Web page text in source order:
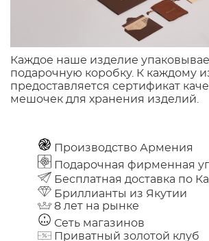
Каждое наше изделие
подарочную коробку. К каждому
предоставляется сертификат
мешочек для хранения изделий.
Производство Армения
Подарочная фирменная
Бесплатная доставка по
Бриллианты из Якутии
8 лет на рынке
Сеть магазинов
Приватный золотой клуб